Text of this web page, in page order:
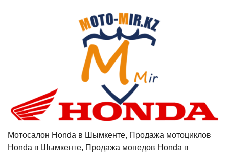
Мотосалон Honda в Шымкенте, Продажа мотоциклов
Honda в Шымкенте, Продажа мопедов Honda в